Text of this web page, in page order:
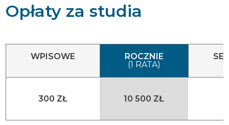
Opłaty za studia
WPISOWE
ROCZNIE
(1 RATA)
300 ZŁ 10 500 ZŁ